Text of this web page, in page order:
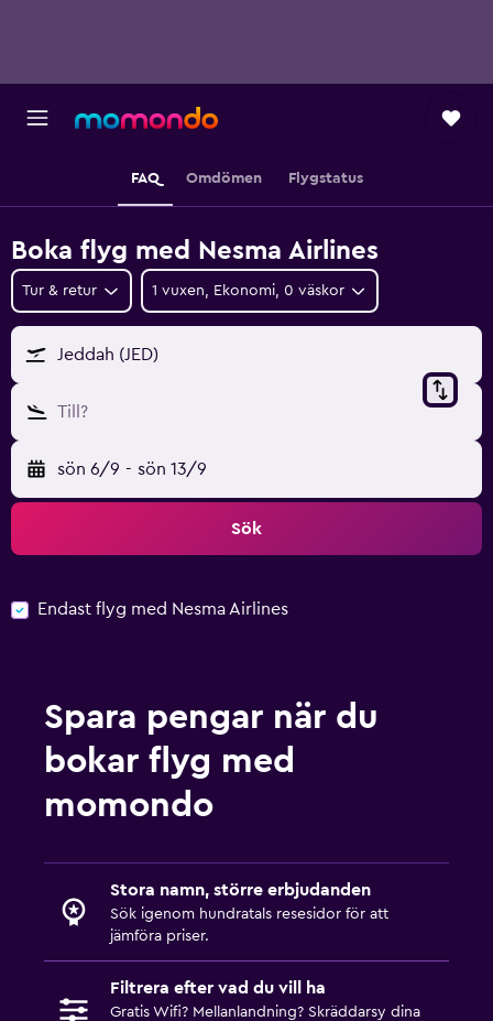
FAQ Omdömen Flygstatus
Boka flyg med Nesma Airlines
Tur & retur 1 vuxen, Ekonomi, 0 väskor
Jeddah (JED)
Till?
sön 6/9 - sön 13/9
Sök
Endast flyg med Nesma Airlines
Spara pengar när du
bokar flyg med
momondo
Stora namn, större erbjudanden
Sök igenom hundratals resesidor för att
jämföra priser.
Filtrera efter vad du vill ha
Gratis Wifi? Mellanlandning? Skräddarsy dina